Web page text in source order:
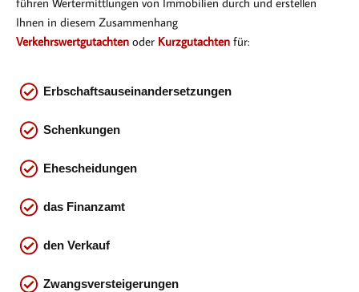
Ihnen in diesem Zusammenhang
Verkehrswertgutachten oder Kurzgutachten für:
Erbschaftsauseinandersetzungen
Schenkungen
Ehescheidungen
das Finanzamt
den Verkauf
Zwangsversteigerungen